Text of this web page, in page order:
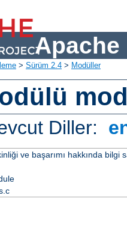
Apache
> Sürüm 2.4 > Modüller
Diller:
ve başarımı hakkında bilgi